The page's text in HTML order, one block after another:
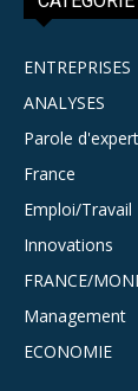
ENTREPRISES
ANALYSES
Parole d'expert
France
Emploi/Travail
Innovations
FRANCE/
Management
ECONOMIE